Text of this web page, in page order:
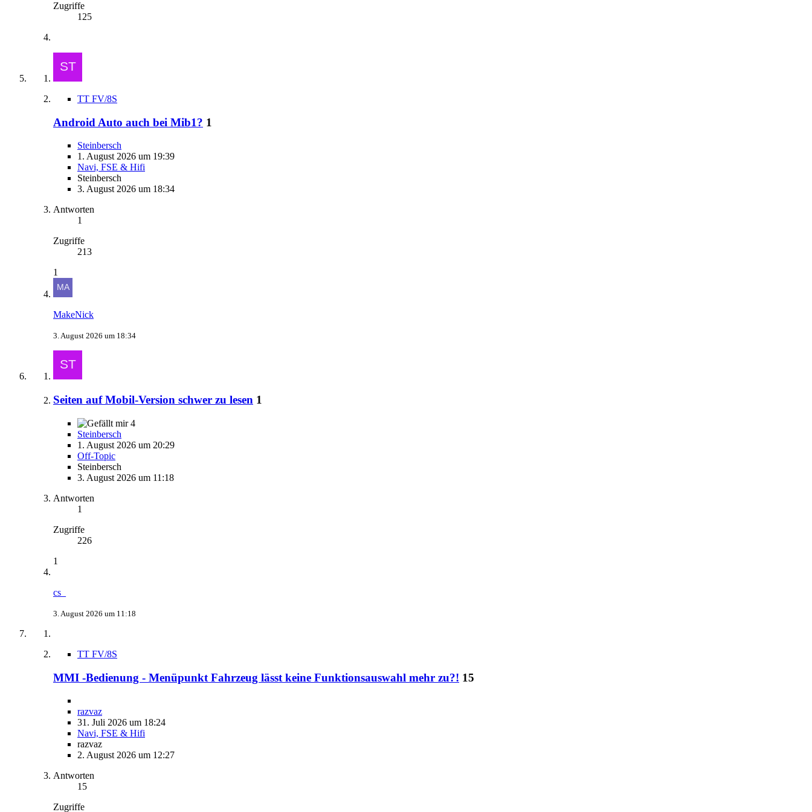
Zugriffe
125
TT FV/8S
Android Auto auch bei Mib1? 1
Steinbersch
1. August 2026 um 19:39
Navi, FSE & Hifi
Steinbersch
3. August 2026 um 18:34
Antworten
1
Zugriffe
213
1
MakeNick
3. August 2026 um 18:34
Seiten auf Mobil-Version schwer zu lesen 1
4
Steinbersch
1. August 2026 um 20:29
Off-Topic
Steinbersch
3. August 2026 um 11:18
Antworten
1
Zugriffe
226
1
cs_
3. August 2026 um 11:18
TT FV/8S
MMI -Bedienung - Menüpunkt Fahrzeug lässt keine Funktionsauswahl mehr zu?! 15
razvaz
31. Juli 2026 um 18:24
Navi, FSE & Hifi
razvaz
2. August 2026 um 12:27
Antworten
15
Zugriffe